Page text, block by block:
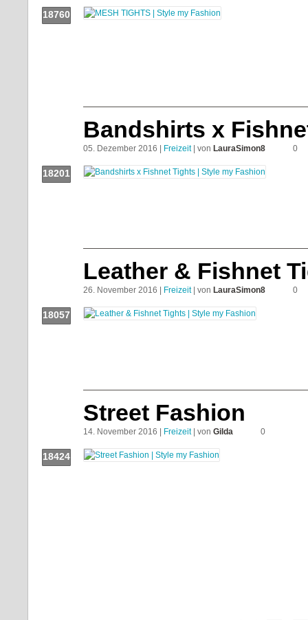
18760
Bandshirts x
05. Dezember 2016 | Freizeit| von LauraSimon8 0
18201
Leather & Fishnet
26. November 2016 | Freizeit| von LauraSimon8 0
18057
Street Fashion
14. November 2016 | Freizeit| von Gilda 0
18424